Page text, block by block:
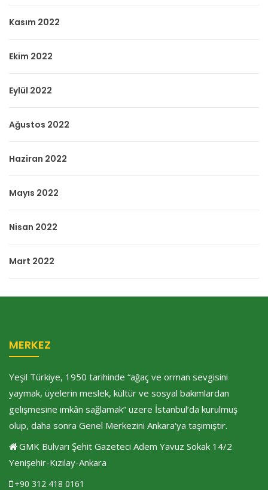
Kasım 2022
Ekim 2022
Eylül 2022
Ağustos 2022
Haziran 2022
Mayıs 2022
Nisan 2022
Mart 2022
MERKEZ
Yeşil Türkiye, 1950 tarihinde “ağaç ve orman sevgisini
yaymak, üyelerin meslek, kültür ve sosyal bakımlardan
gelişmesine imkân sağlamak” üzere İstanbul’da kurulmuş
olup, daha sonra Genel Merkezini Ankara'ya taşımıştır.
GMK Bulvarı Şehit Gazeteci Adem Yavuz Sokak 14/2
Yenişehir-Kızılay-Ankara
+90 312 418 0161